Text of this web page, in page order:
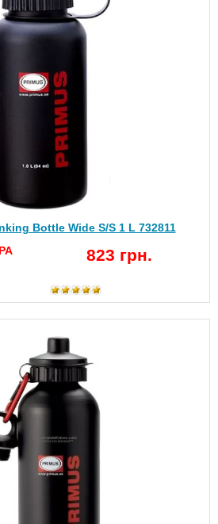
Bottle Wide S/S 1 L 732811
823 грн.